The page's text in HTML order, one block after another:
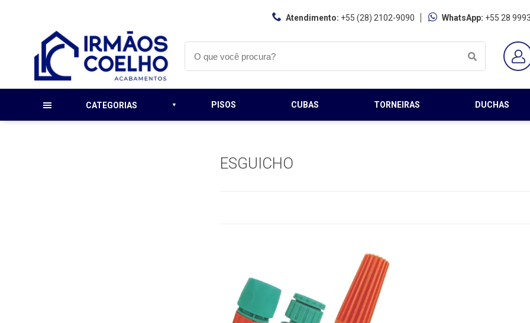
Atendimento: +55 (28) 2102-9090 WhatsApp: +55 28
CATEGORIAS PISOS CUBAS TORNEIRAS DUCHAS
ESGUICHO